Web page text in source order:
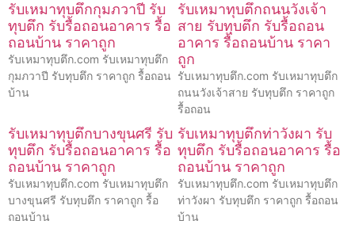
รับเหมาทุบตึกกุมภวาปี รับ
ทุบตึก รับรื้อถอนอาคาร รื้อ
ถอนบ้าน ราคาถูก
รับเหมาทุบตึก.com รับเหมาทุบตึก
กุมภวาปี รับทุบตึก ราคาถูก รื้อถอน
บ้าน
รับเหมาทุบตึกถนนวังเจ้า
สาย รับทุบตึก รับรื้อถอน
อาคาร รื้อถอนบ้าน ราคา
ถูก
รับเหมาทุบตึก.com รับเหมาทุบตึก
ถนนวังเจ้าสาย รับทุบตึก ราคาถูก
รื้อถอน
รับเหมาทุบตึกบางขุนศรี รับ
ทุบตึก รับรื้อถอนอาคาร รื้อ
ถอนบ้าน ราคาถูก
รับเหมาทุบตึก.com รับเหมาทุบตึก
บางขุนศรี รับทุบตึก ราคาถูก รื้อ
ถอนบ้าน
รับเหมาทุบตึกท่าวังผา รับ
ทุบตึก รับรื้อถอนอาคาร รื้อ
ถอนบ้าน ราคาถูก
รับเหมาทุบตึก.com รับเหมาทุบตึก
ท่าวังผา รับทุบตึก ราคาถูก รื้อถอน
บ้าน